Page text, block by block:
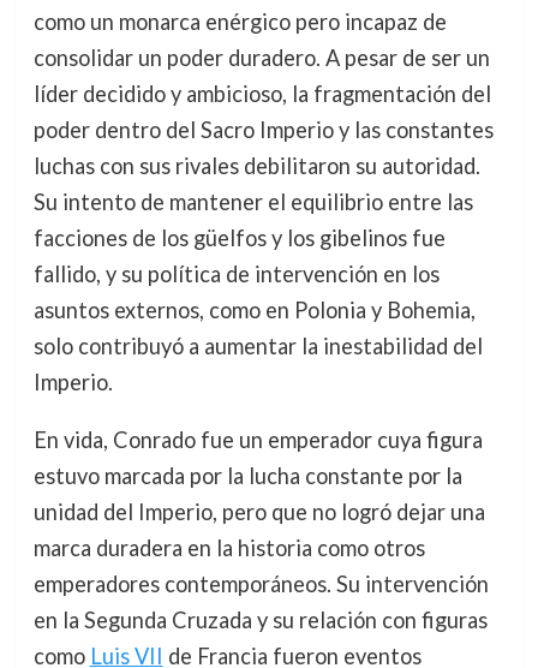
como un monarca enérgico pero incapaz de
consolidar un poder duradero. A pesar de ser un
líder decidido y ambicioso, la fragmentación del
poder dentro del Sacro Imperio y las constantes
luchas con sus rivales debilitaron su autoridad.
Su intento de mantener el equilibrio entre las
facciones de los güelfos y los gibelinos fue
fallido, y su política de intervención en los
asuntos externos, como en Polonia y Bohemia,
solo contribuyó a aumentar la inestabilidad del
Imperio.
En vida, Conrado fue un emperador cuya figura
estuvo marcada por la lucha constante por la
unidad del Imperio, pero que no logró dejar una
marca duradera en la historia como otros
emperadores contemporáneos. Su intervención
en la Segunda Cruzada y su relación con figuras
como Luis VII de Francia fueron eventos